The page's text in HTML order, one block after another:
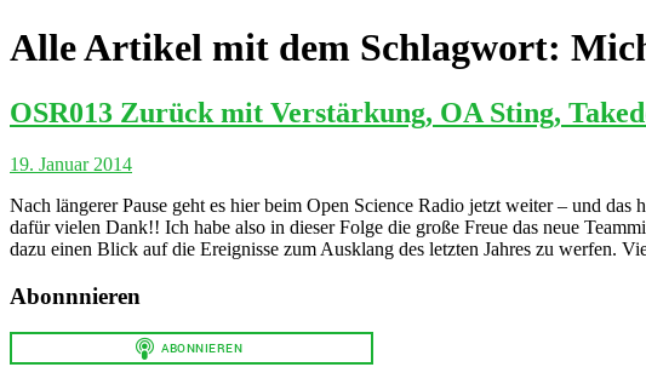
Alle Artikel mit dem Schlagwort:
OSR013 Zurück mit Verstärkung, OA Sting,
19. Januar 2014
Nach längerer Pause geht es hier beim Open Science Radio jetzt weiter – und
dafür vielen Dank!! Ich habe also in dieser Folge die große Freue das neue
dazu einen Blick auf die Ereignisse zum Ausklang des letzten Jahres zu werfen.
Abonnnieren